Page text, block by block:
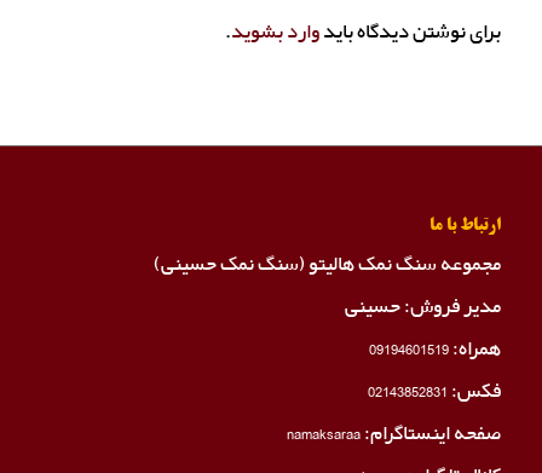
برای نوشتن دیدگاه بایدوارد بشوید.
ارتباط با ما
مجموعه سنگ نمک هالیتو (سنگ نمک حسینی)
مدیر فروش: حسینی
همراه:09194601519
فکس:02143852831
صفحه اینستاگرام:namaksaraa